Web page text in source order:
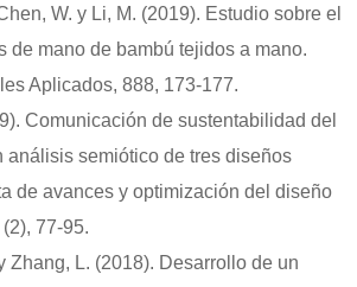
W. y Li, M. (2019). Estudio sobre el
de mano de bambú tejidos a mano.
Aplicados, 888, 173-177.
Comunicación de sustentabilidad del
análisis semiótico de tres diseños
de avances y optimización del diseño
77-95.
Zhang, L. (2018). Desarrollo de un